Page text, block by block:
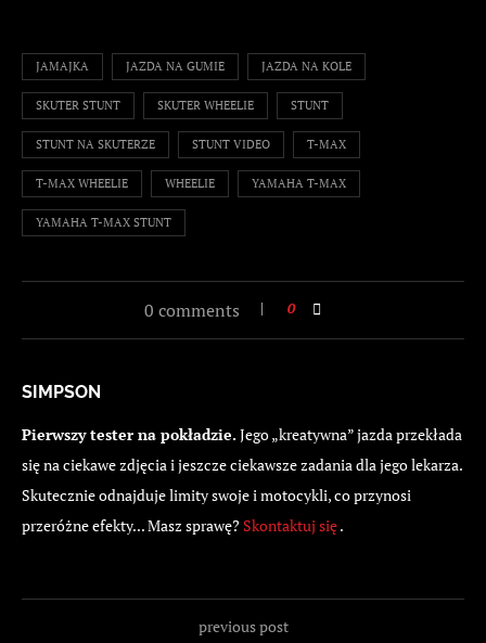
JAMAJKA JAZDA NA GUMIE JAZDA NA KOLE
SKUTER STUNT SKUTER WHEELIE STUNT
STUNT NA SKUTERZE STUNT VIDEO T-MAX
T-MAX WHEELIE WHEELIE YAMAHA T-MAX
YAMAHA T-MAX STUNT
0 comments 0
SIMPSON
Pierwszy tester na pokładzie.Jego „kreatywna” jazda przekłada
się na ciekawe zdjęcia i jeszcze ciekawsze zadania dla jego lekarza.
Skutecznie odnajduje limity swoje i motocykli, co przynosi
przeróżne efekty... Masz sprawę? Skontaktuj się.
previous post